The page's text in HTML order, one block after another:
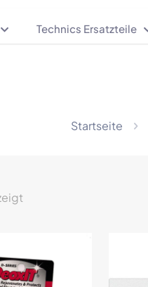
Technics Ersatzteile
Startseite
Nach